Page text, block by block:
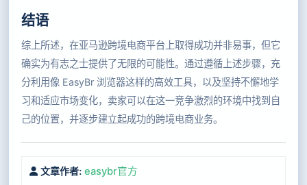
结语
综上所述，在亚马逊跨境电商平台上取得成功并非易事，但它
确实为有志之士提供了无限的可能性。通过遵循上述步骤，充
分利用像 EasyBr 浏览器这样的高效工具，以及坚持不懈地学
习和适应市场变化，卖家可以在这一竞争激烈的环境中找到自
己的位置，并逐步建立起成功的跨境电商业务。
文章作者: easybr官方